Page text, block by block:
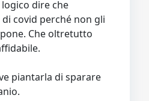
dire che
covid perché non gli
Che oltretutto
piantarla di sparare